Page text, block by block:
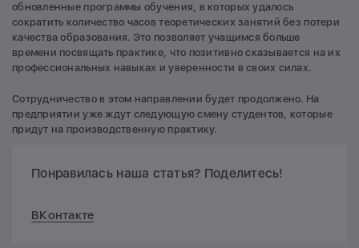
обновленные программы обучения, в которых удалось
сократить количество часов теоретических занятий без потери
качества образования. Это позволяет учащимся больше
времени посвящать практике, что позитивно сказывается на их
профессиональных навыках и уверенности в своих силах.
Сотрудничество в этом направлении будет продолжено. На
предприятии уже ждут следующую смену студентов, которые
придут на производственную практику.
Понравилась наша статья? Поделитесь!
ВКонтакте